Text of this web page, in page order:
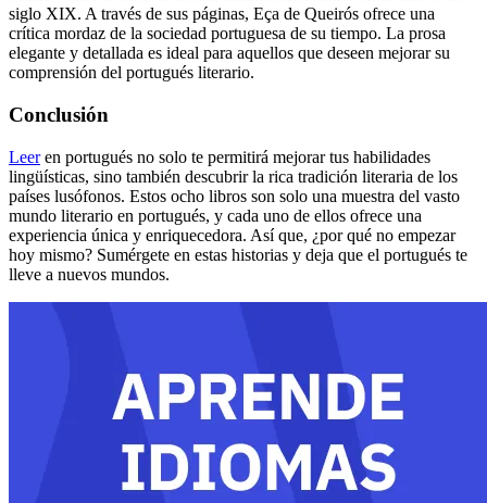
siglo XIX. A través de sus páginas, Eça de Queirós ofrece una
crítica mordaz de la sociedad portuguesa de su tiempo. La prosa
elegante y detallada es ideal para aquellos que deseen mejorar su
comprensión del portugués literario.
Conclusión
Leeren portugués no solo te permitirá mejorar tus habilidades
lingüísticas, sino también descubrir la rica tradición literaria de los
países lusófonos. Estos ocho libros son solo una muestra del vasto
mundo literario en portugués, y cada uno de ellos ofrece una
experiencia única y enriquecedora. Así que, ¿por qué no empezar
hoy mismo? Sumérgete en estas historias y deja que el portugués te
lleve a nuevos mundos.